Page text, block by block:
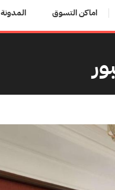
اماكن التسوق المدونة